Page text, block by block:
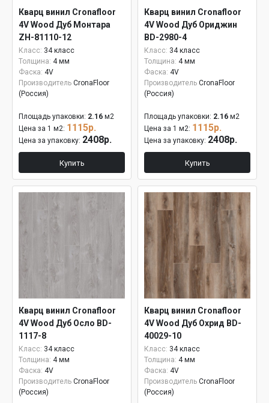
Кварц винил Cronafloor
4V Wood Дуб Монтара
ZH-81110-12
Класс: 34 класс
Толщина: 4 мм
Фаска: 4V
Производитель CronaFloor
(Россия)
Площадь упаковки: 2.16 м2
Цена за 1 м2: 1115р.
Цена за упаковку: 2408р.
Купить
Кварц винил Cronafloor
4V Wood Дуб Ориджин
BD-2980-4
Класс: 34 класс
Толщина: 4 мм
Фаска: 4V
Производитель CronaFloor
(Россия)
Площадь упаковки: 2.16 м2
Цена за 1 м2: 1115р.
Цена за упаковку: 2408р.
Купить
Кварц винил Cronafloor
4V Wood Дуб Осло BD-
1117-8
Класс: 34 класс
Толщина: 4 мм
Фаска: 4V
Производитель CronaFloor
(Россия)
Кварц винил Cronafloor
4V Wood Дуб Охрид BD-
40029-10
Класс: 34 класс
Толщина: 4 мм
Фаска: 4V
Производитель CronaFloor
(Россия)